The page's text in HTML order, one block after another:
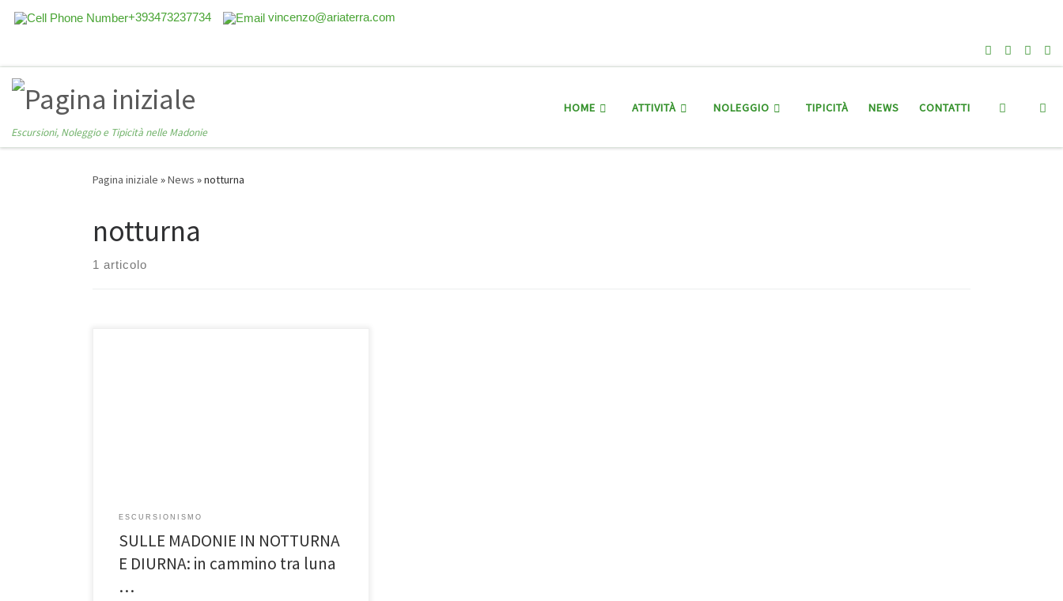
+393473237734 vincenzo@ariaterra.com
Escursioni, Noleggio e Tipicità nelle Madonie
HOME ATTIVITÀ NOLEGGIO TIPICITÀ NEWS CONTATTI Search
Pagina iniziale »News »notturna
notturna
1 articolo
ESCURSIONISMO
SULLE MADONIE IN NOTTURNA
E DIURNA: in cammino tra luna
…